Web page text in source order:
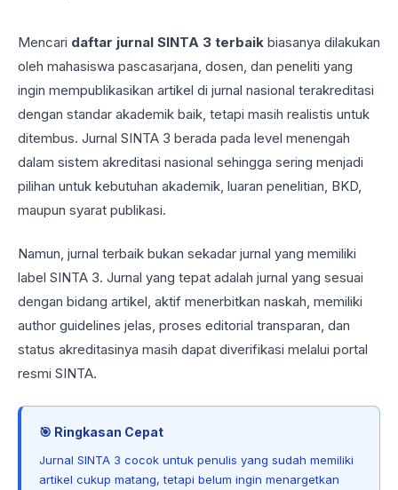
Mencari daftar jurnal SINTA 3 terbaik biasanya dilakukan
oleh mahasiswa pascasarjana, dosen, dan peneliti yang
ingin mempublikasikan artikel di jurnal nasional terakreditasi
dengan standar akademik baik, tetapi masih realistis untuk
ditembus. Jurnal SINTA 3 berada pada level menengah
dalam sistem akreditasi nasional sehingga sering menjadi
pilihan untuk kebutuhan akademik, luaran penelitian, BKD,
maupun syarat publikasi.
Namun, jurnal terbaik bukan sekadar jurnal yang memiliki
label SINTA 3. Jurnal yang tepat adalah jurnal yang sesuai
dengan bidang artikel, aktif menerbitkan naskah, memiliki
author guidelines jelas, proses editorial transparan, dan
status akreditasinya masih dapat diverifikasi melalui portal
resmi SINTA.
🎯 Ringkasan Cepat
Jurnal SINTA 3 cocok untuk penulis yang sudah memiliki
artikel cukup matang, tetapi belum ingin menargetkan